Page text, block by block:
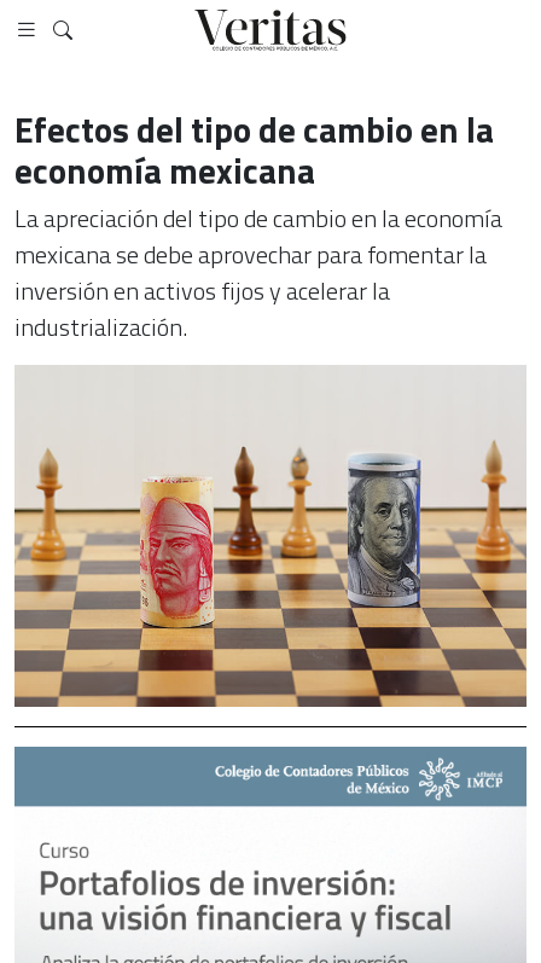
Efectos del tipo de cambio en la
economía mexicana
La apreciación del tipo de cambio en la economía
mexicana se debe aprovechar para fomentar la
inversión en activos fijos y acelerar la
industrialización.